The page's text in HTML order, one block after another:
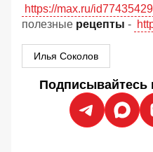
https://max.ru/
полезные рецепты -
Илья Соколов
Подписывайтесь